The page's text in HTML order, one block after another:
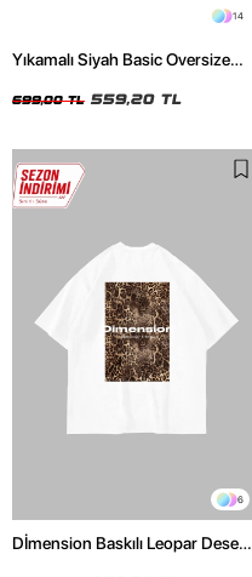
14
Yıkamalı Siyah Basic Oversize
699,00 TL 559,20 TL
6
Dİmension Baskılı Leopar Desenli